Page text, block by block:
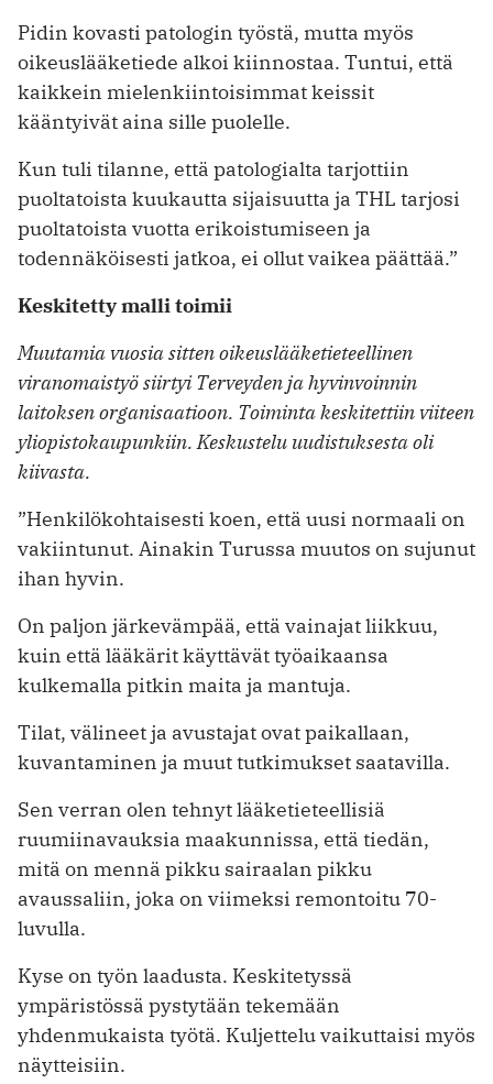
Pidin kovasti patologin työstä, mutta myös
oikeuslääketiede alkoi kiinnostaa. Tuntui, että
kaikkein mielenkiintoisimmat keissit
kääntyivät aina sille puolelle.
Kun tuli tilanne, että patologialta tarjottiin
puoltatoista kuukautta sijaisuutta ja THL tarjosi
puoltatoista vuotta erikoistumiseen ja
todennäköisesti jatkoa, ei ollut vaikea päättää.”
Keskitetty malli toimii
Muutamia vuosia sitten oikeuslääketieteellinen
viranomaistyö siirtyi Terveyden ja hyvinvoinnin
laitoksen organisaatioon. Toiminta keskitettiin viiteen
yliopistokaupunkiin. Keskustelu uudistuksesta oli
kiivasta.
”Henkilökohtaisesti koen, että uusi normaali on
vakiintunut. Ainakin Turussa muutos on sujunut
ihan hyvin.
On paljon järkevämpää, että vainajat liikkuu,
kuin että lääkärit käyttävät työaikaansa
kulkemalla pitkin maita ja mantuja.
Tilat, välineet ja avustajat ovat paikallaan,
kuvantaminen ja muut tutkimukset saatavilla.
Sen verran olen tehnyt lääketieteellisiä
ruumiinavauksia maakunnissa, että tiedän,
mitä on mennä pikku sairaalan pikku
avaussaliin, joka on viimeksi remontoitu 70-
luvulla.
Kyse on työn laadusta. Keskitetyssä
ympäristössä pystytään tekemään
yhdenmukaista työtä. Kuljettelu vaikuttaisi myös
näytteisiin.